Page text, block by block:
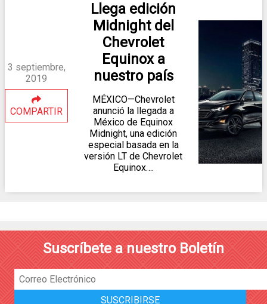
3 septiembre,
2019
COMPARTIR
Llega edición
Midnight del
Chevrolet
Equinox a
nuestro país
MÉXICO—Chevrolet
anunció la llegada a
México de Equinox
Midnight, una edición
especial basada en la
versión LT de Chevrolet
Equinox….
Suscríbete a nuestro Boletín